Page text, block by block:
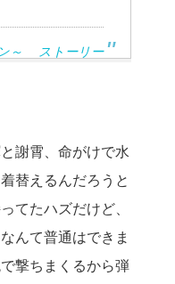
～ ストーリー
謝霄、命がけで水
替えるんだろうと
てたハズだけど、
んて普通はできま
撃ちまくるから弾